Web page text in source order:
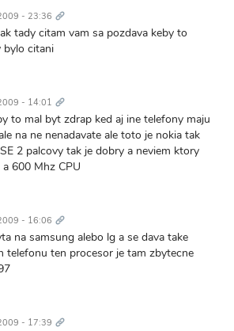
- 23:36 odkaz
tady citam vam sa pozdava keby to
bylo citani
- 14:01 odkaz
to mal byt zdrap ked aj ine telefony maju
na ne nenadavate ale toto je nokia tak
2 palcovy tak je dobry a neviem ktory
600 Mhz CPU
- 16:06 odkaz
na samsung alebo lg a se dava take
telefonu ten procesor je tam zbytecne
- 17:39 odkaz